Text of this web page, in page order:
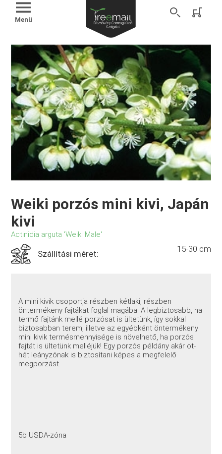
Menü
Weiki porzós mini kivi, Japán
kivi
Actinidia arguta 'Weiki Male'
Szállítási méret: 15-30 cm
A mini kivik csoportja részben kétlaki, részben
öntermékeny fajtákat foglal magába. A legbiztosabb, ha
termő fajtánk mellé porzósat is ültetünk, így sokkal
biztosabban terem, illetve az egyébként öntermékeny
mini kivik termésmennyisége is növelhető, ha porzós
fajtát is ültetünk melléjük! Egy porzós példány akár öt-
hét leányzónak is biztosítani képes a megfelelő
megporzást.
5b USDA-zóna